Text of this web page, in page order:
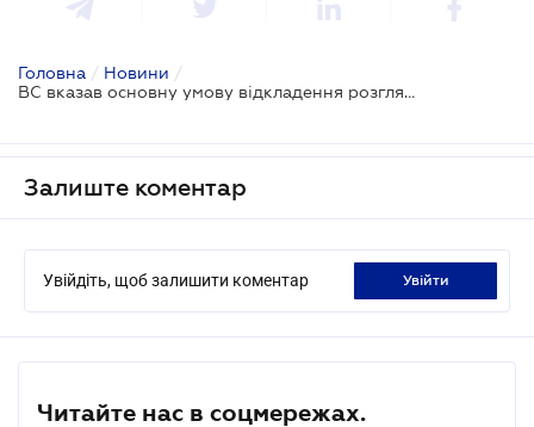
Головна / Новини /
ВС вказав основну умову відкладення розгляду справи
Залиште коментар
Увійдіть, щоб залишити коментар увійти
Читайте нас в соцмережах.